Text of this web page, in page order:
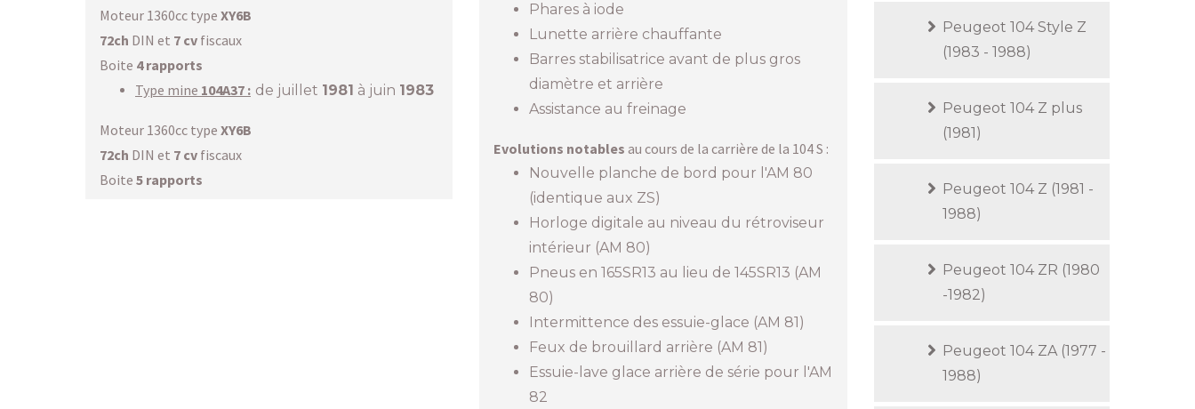
Moteur 1360cc type XY6B
72ch DIN et 7 cv fiscaux
Boite 4 rapports
Type mine 104A37 : de juillet 1981 à juin 1983
Moteur 1360cc type XY6B
72ch DIN et 7 cv fiscaux
Boite 5 rapports
Phares à iode
Lunette arrière chauffante
Barres stabilisatrice avant de plus gros
diamètre et arrière
Assistance au freinage
Evolutions notables au cours de la carrière de la 104 S :
Nouvelle planche de bord pour l'AM 80
(identique aux ZS)
Horloge digitale au niveau du rétroviseur
intérieur (AM 80)
Pneus en 165SR13 au lieu de 145SR13 (AM
80)
Intermittence des essuie-glace (AM 81)
Feux de brouillard arrière (AM 81)
Essuie-lave glace arrière de série pour l'AM
82
Peugeot 104 Style Z
(1983 - 1988)
Peugeot 104 Z plus
(1981)
Peugeot 104 Z (1981 -
1988)
Peugeot 104 ZR (1980
-1982)
Peugeot 104 ZA (1977 -
1988)